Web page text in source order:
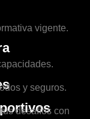
vigente.
y seguros.
desafíos con